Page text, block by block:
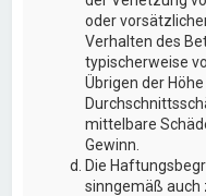
oder
Verhalten des
typischerweise
Übrigen der
mittelbare
Gewinn.
Die
sinngemäß auch